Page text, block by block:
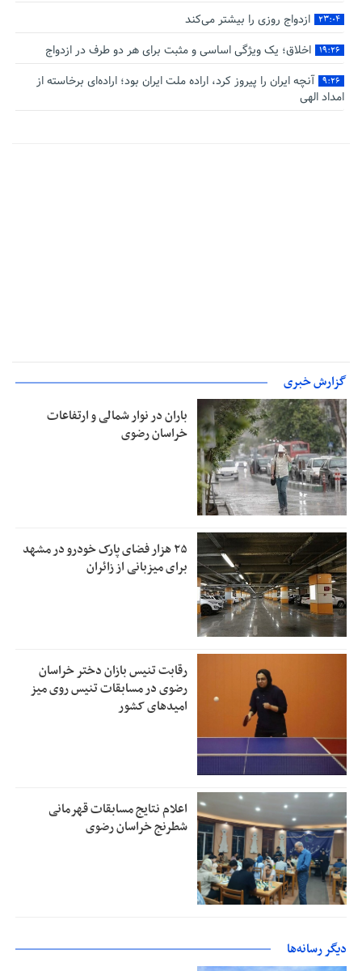
۲۳:۰۴ ازدواج روزی را بیشتر می‌کند
۱۹:۲۶ اخلاق؛ یک ویژگی اساسی و مثبت برای هر دو طرف در ازدواج
۹:۲۶
آنچه ایران را پیروز کرد، اراده ملت ایران بود؛ اراده‌ای برخاسته از
امداد الهی
گزارش خبری
باران در نوار شمالی و ارتفاعات
خراسان رضوی
۲۵ هزار فضای پارک خودرو در مشهد
برای میزبانی از زائران
رقابت تنیس بازان دختر خراسان
رضوی در مسابقات تنیس روی میز
امیدهای کشور
اعلام نتایج مسابقات قهرمانی
شطرنج خراسان رضوی
دیگر رسانه‌ها